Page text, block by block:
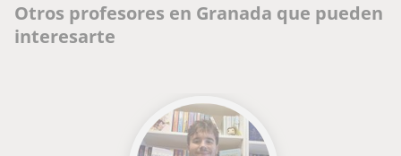
Otros profesores en Granada que pueden
interesarte